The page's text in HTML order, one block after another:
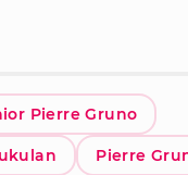
Pierre Gruno
Pierre